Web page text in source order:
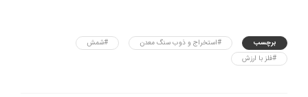
برچسب #استخراج و ذوب سنگ معدن
#شمش
#فلز با ارزش